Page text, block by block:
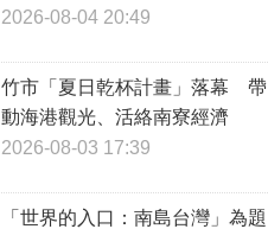
2026-08-04 20:49
竹市「夏日乾杯計畫」落幕 帶
動海港觀光、活絡南寮經濟
2026-08-03 17:39
「世界的入口：南島台灣」為題